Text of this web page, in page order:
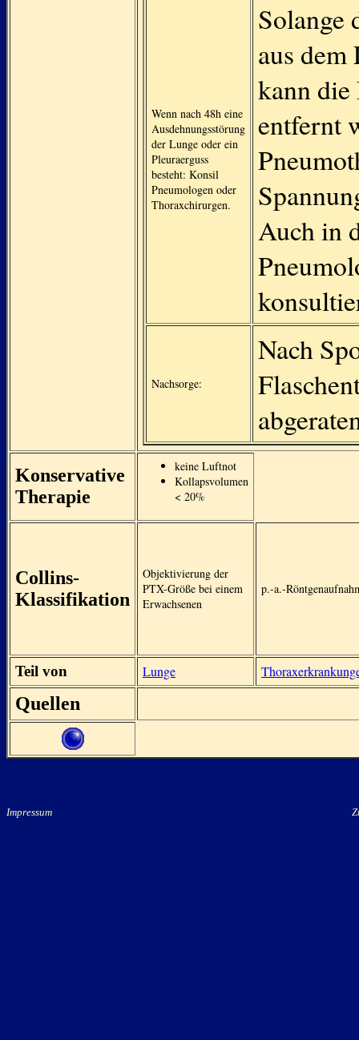
Wenn nach 48h eine
Ausdehnungsstörung
der Lunge oder ein
Pleuraerguss
besteht: Konsil
Pneumologen oder
Thoraxchirurgen.
Solange
aus
kann die
entfernt
Auch in
Nachsorge:
Nach
Konservative
Therapie
keine Luftnot
Kollapsvolumen
< 20%
Collins-
Klassifikation
Objektivierung der
PTX-Größe bei einem
Erwachsenen
p.-a.-
Teil von Lunge
Quellen
Impressum